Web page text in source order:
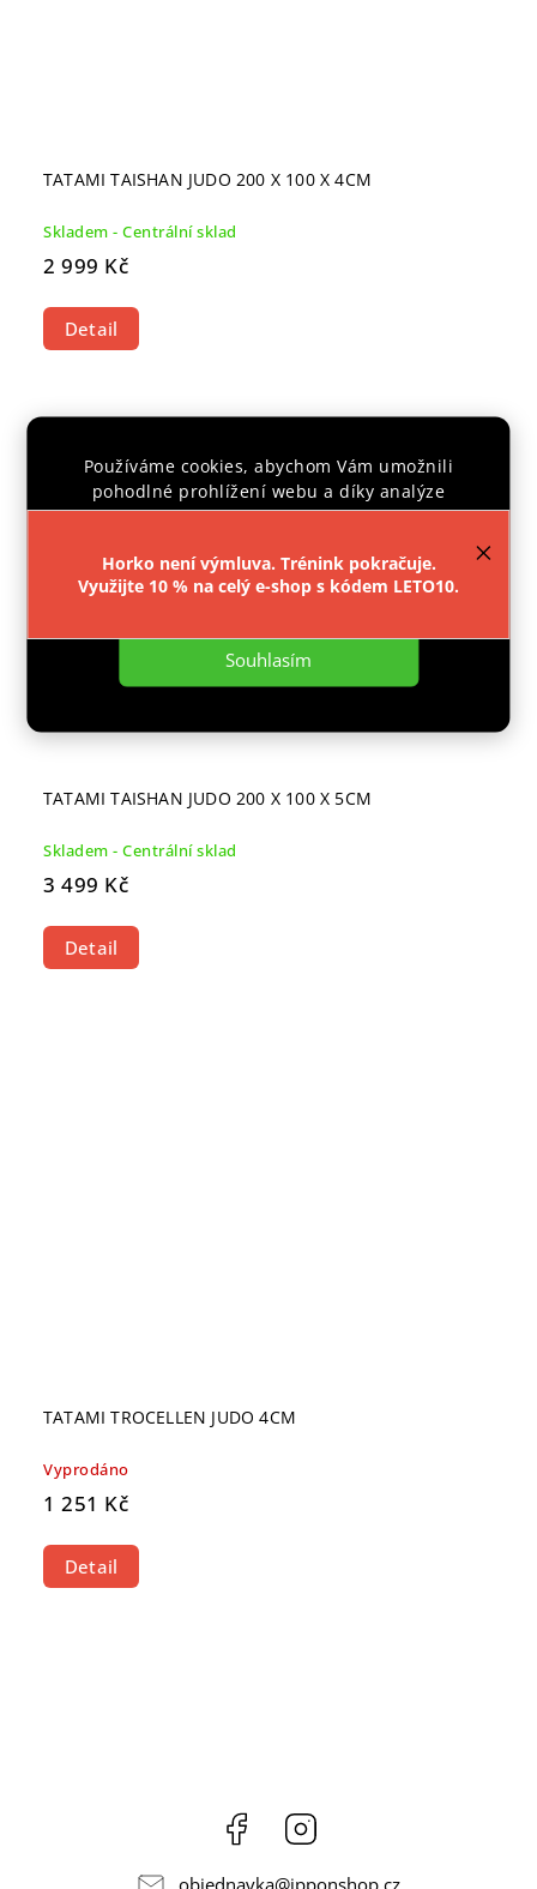
Používáme cookies, abychom Vám umožnili
pohodlné prohlížení webu a díky analýze
provozu webu neustále zlepšovali jeho funkce,
Nastavení
Souhlasím
Horko není výmluva. Trénink pokračuje.
Využijte 10 % na celý e-shop s kódem LETO10.
TATAMI TAISHAN JUDO 200 X 100 X 4CM
Skladem - Centrální sklad
2 999 Kč
Detail
TATAMI TAISHAN JUDO 200 X 100 X 5CM
Skladem - Centrální sklad
3 499 Kč
Detail
TATAMI TROCELLEN JUDO 4CM
Vyprodáno
1 251 Kč
Detail
Facebook